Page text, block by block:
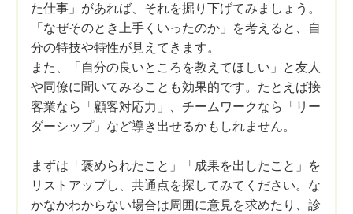
た仕事」があれば、それを掘り下げてみましょう。
「なぜそのとき上手くいったのか」を考えると、自
分の特技や特性が見えてきます。
また、「自分の良いところを教えてほしい」と友人
や同僚に聞いてみることも効果的です。たとえば接
客業なら「顧客対応力」、チームワークなら「リー
ダーシップ」など導き出せるかもしれません。
まずは「褒められたこと」「成果を出したこと」を
リストアップし、共通点を探してみてください。な
かなかわからない場合は周囲に意見を求めたり、診